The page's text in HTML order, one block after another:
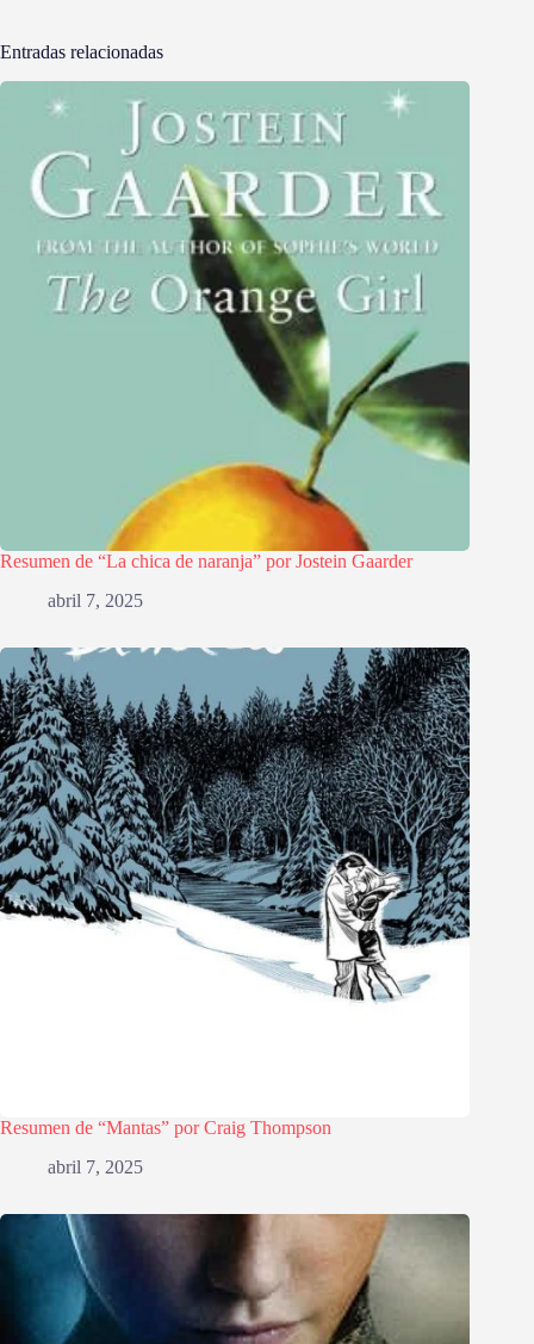
Entradas relacionadas
Resumen de “La chica de naranja” por Jostein Gaarder
abril 7, 2025
Resumen de “Mantas” por Craig Thompson
abril 7, 2025